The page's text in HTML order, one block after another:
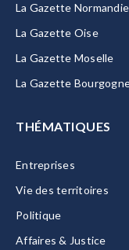
La Gazette Normandie
La Gazette Oise
La Gazette Moselle
La Gazette
THÉMATIQUES
Entreprises
Vie des territoires
Politique
Affaires & Justice